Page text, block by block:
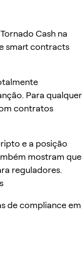
Cash na
smart contracts
Para qualquer
contratos
e a posição
mostram que
reguladores.
de compliance em